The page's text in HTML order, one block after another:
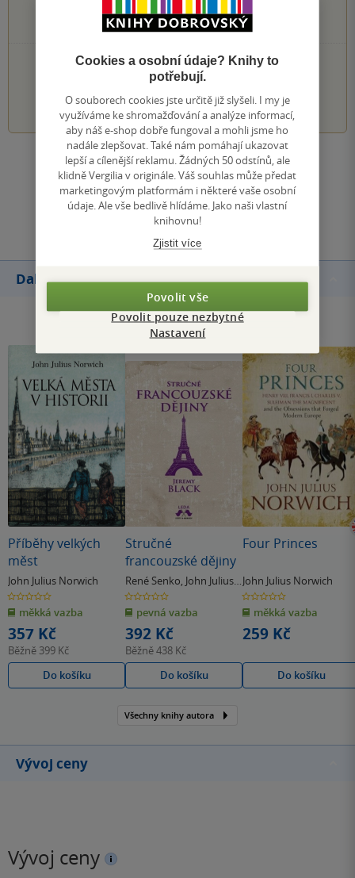
2 hvězdičky
0×
1 hvezdička
PŘIDEJTE SVÉ HODNOCENÍ KNIHY
1 2 3 4 5
Zobrazit všechna hodnocení
Přidat hodnocení
Další knihy autora
Příběhy velkých
měst
John Julius Norwich
0.0
z
5
hvězdiček
měkká vazba
357 Kč
Běžně 399 Kč
Do košíku
Stručné
francouzské dějiny
René Senko, John Julius
Norwich
0.0
z
5
hvězdiček
pevná vazba
392 Kč
Běžně438 Kč
Do košíku
Four Princes
John Julius Norwich
0.0
z
5
hvězdiček
měkká vazba
259 Kč
Do košíku
Všechny knihy autora
Vývoj ceny
Vývoj ceny
Cookies a osobní údaje? Knihy to
potřebují.
O souborech cookies jste určitě již slyšeli. I my je
využíváme ke shromažďování a analýze informací,
aby náš e-shop dobře fungoval a mohli jsme ho
nadále zlepšovat. Také nám pomáhají ukazovat
lepší a cílenější reklamu. Žádných 50 odstínů, ale
klidně Vergilia v originále. Váš souhlas může předat
marketingovým platformám i některé vaše osobní
údaje. Ale vše bedlivě hlídáme. Jako naši vlastní
knihovnu!
Zjistit více
Povolit vše
Povolit pouze nezbytné
Nastavení